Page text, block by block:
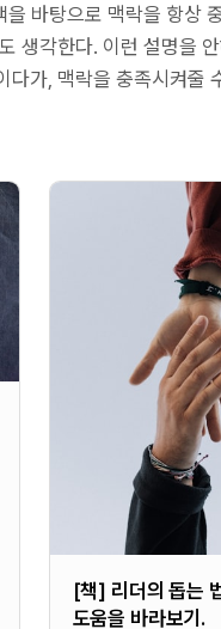
바탕으로 맥락을 항상
생각한다. 이런 설명을
다가, 맥락을 충족시켜줄
[책] 리더의 돕는
도움을 바라보기.